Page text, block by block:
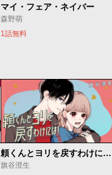
マイ・フェア・ネイバー
森野萌
1話無料
頼くんとヨリを戻すわけには！
旗谷澄生